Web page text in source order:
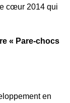
cœur 2014 qui
« Pare-chocs
en